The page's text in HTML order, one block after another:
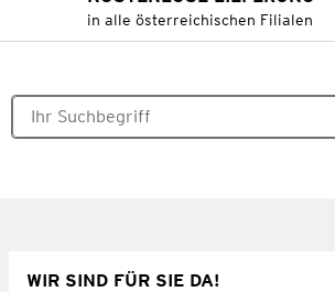
in alle österreichischen Filialen
WIR SIND FÜR SIE DA!